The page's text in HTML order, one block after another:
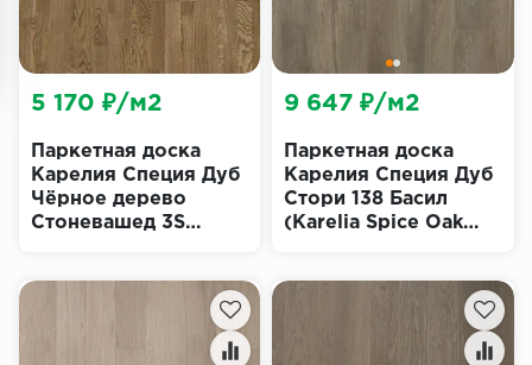
Паркетная доска
Карелия Специя Дуб
Чёрное дерево
Стоневашед 3S
5 170 ₽/м2
Паркетная доска
Карелия Специя Дуб
Стори 138 Басил
(Karelia Spice Oak
9 647 ₽/м2